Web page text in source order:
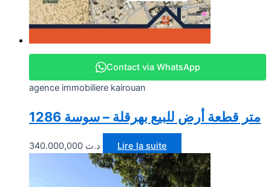
Contact via WhatsApp
agence immobiliere kairouan
1286 متر قطعة أرض للبيع بهرقلة – سوسة
د.ت Lire la suite